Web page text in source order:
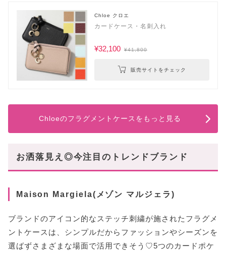
Chloe クロエ
カードケース・名刺入れ
¥32,100 ¥41,800
販売サイトをチェック
Chloeのフラグメントケースをもっと見る
お洒落見え◎今注目のトレンドブランド
Maison Margiela(メゾン マルジェラ)
ブランドのアイコン的なステッチ刺繍が施されたフラグメ
ントケースは、シンプルだからファッションやシーズンを
選ばずさまざまな場面で活用できそう♡5つのカードポケ